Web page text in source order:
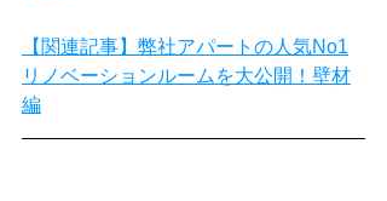
【関連記事】弊社アパートの人気No1
リノベーションルームを大公開！壁材
編